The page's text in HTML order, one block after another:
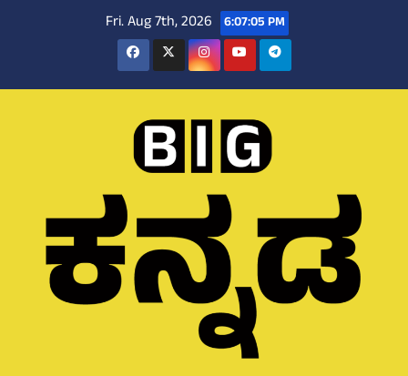
Fri. Aug 7th, 2026 6:07:06 PM